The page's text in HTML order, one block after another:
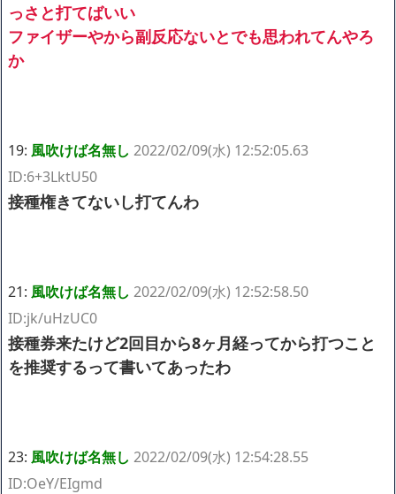
っさと打てばいい
ファイザーやから副反応ないとでも思われてんやろ
か
19: 風吹けば名無し 2022/02/09(水) 12:52:05.63
ID:6+3LktU50
接種権きてないし打てんわ
21: 風吹けば名無し 2022/02/09(水) 12:52:58.50
ID:jk/uHzUC0
接種券来たけど2回目から8ヶ月経ってから打つこと
を推奨するって書いてあったわ
23: 風吹けば名無し 2022/02/09(水) 12:54:28.55
ID:OeY/EIgmd